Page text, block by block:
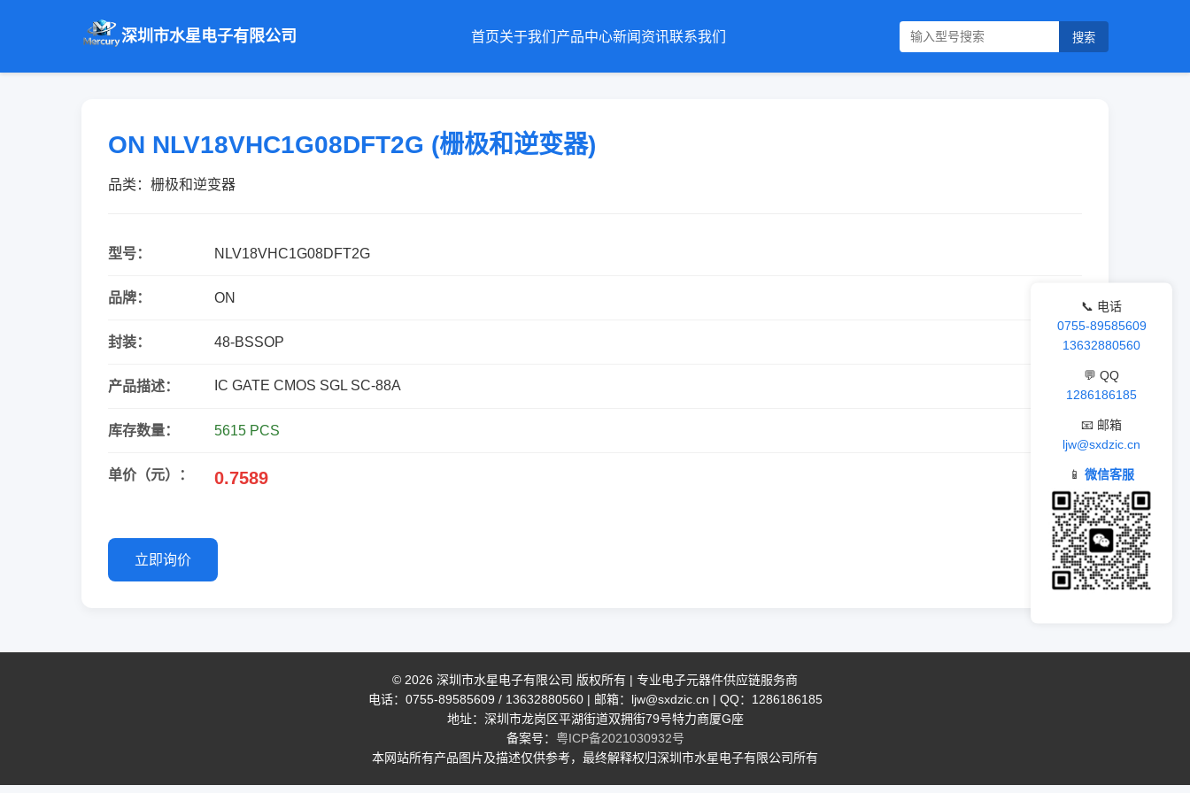
深圳市水星电子有限公司 首页关于我们 产品中心新闻资讯联系我们 搜索
ON NLV18VHC1G08DFT2G (栅极和逆变器)
品类：栅极和逆变器
型号： NLV18VHC1G08DFT2G
品牌： ON
封装： 48-BSSOP
产品描述： IC GATE CMOS SGL SC-88A
库存数量： 5615 PCS
单价（元）： 0.7589
立即询价
📞 电话
0755-89585609
13632880560
💬 QQ
1286186185
📧 邮箱
ljw@sxdzic.cn
📱 微信客服
© 2026 深圳市水星电子有限公司 版权所有 | 专业电子元器件供应链服务商
电话：0755-89585609 / 13632880560 | 邮箱：ljw@sxdzic.cn | QQ：1286186185
地址：深圳市龙岗区平湖街道双拥街79号特力商厦G座
备案号： 粤ICP备2021030932号
本网站所有产品图片及描述仅供参考，最终解释权归深圳市水星电子有限公司所有